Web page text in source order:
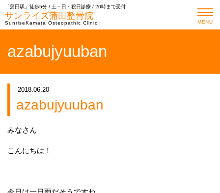
「蒲田駅」徒歩5分 / 土・日・祝日診療 / 20時まで受付
サンライズ蒲田整骨院
SunriseKamata Osteopathic Clinic MENU
azabujyuuban
2018.06.20
azabujyuuban
みなさん
こんにちは！